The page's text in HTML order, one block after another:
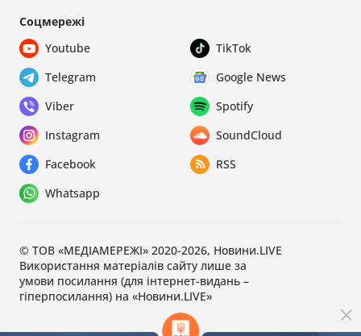
Соцмережі
Youtube
TikTok
Telegram
Google News
Viber
Spotify
Instagram
SoundCloud
Facebook
RSS
Whatsapp
© ТОВ «МЕДІАМЕРЕЖІ» 2020-2026, Новини.LIVE
Використання матеріалів сайту лише за
умови посилання (для інтернет-видань –
гіперпосилання) на «Новини.LIVE»